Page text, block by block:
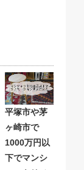
平塚市や茅
ヶ崎市で
1000万円以
下でマンシ